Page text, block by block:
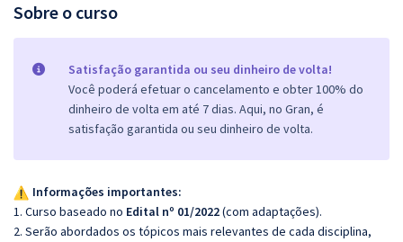
Sobre o curso
Satisfação garantida ou seu dinheiro de volta!
Você poderá efetuar o cancelamento e obter 100% do
dinheiro de volta em até 7 dias. Aqui, no Gran, é
satisfação garantida ou seu dinheiro de volta.
Informações importantes:
1. Curso baseado no Edital nº 01/2022(com adaptações).
2. Serão abordados os tópicos mais relevantes de cada disciplina,